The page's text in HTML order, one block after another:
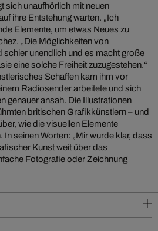
sich unaufhörlich mit neuen
ihre Entstehung warten. „Ich
Elemente, um etwas Neues zu
„Die Möglichkeiten von
unendlich und es macht große
eine solche Freiheit zuzugestehen.“
Schaffen kam ihm vor
Radiosender arbeitete und sich
genauer ansah. Die Illustrationen
britischen Grafikkünstlern – und
wie die visuellen Elemente
seinen Worten: „Mir wurde klar, dass
Kunst weit über das
Fotografie oder Zeichnung